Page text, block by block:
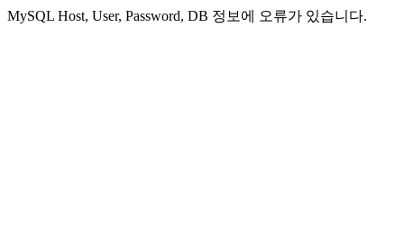
MySQL Host, User, Password, DB 정보에 오류가 있습니다.